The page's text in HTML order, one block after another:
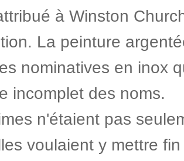
à Winston
La peinture
nominatives en inox
incomplet des noms.
n'étaient pas
voulaient y mettre